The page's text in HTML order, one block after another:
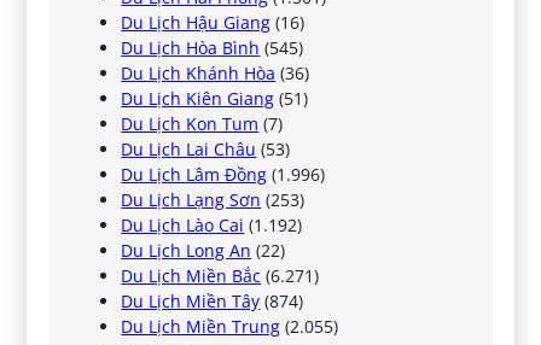
Du Lịch Hậu Giang (16)
Du Lịch Hòa Bình (545)
Du Lịch Khánh Hòa (36)
Du Lịch Kiên Giang (51)
Du Lịch Kon Tum (7)
Du Lịch Lai Châu (53)
Du Lịch Lâm Đồng (1.996)
Du Lịch Lạng Sơn (253)
Du Lịch Lào Cai (1.192)
Du Lịch Long An (22)
Du Lịch Miền Bắc (6.271)
Du Lịch Miền Tây (874)
Du Lịch Miền Trung (2.055)